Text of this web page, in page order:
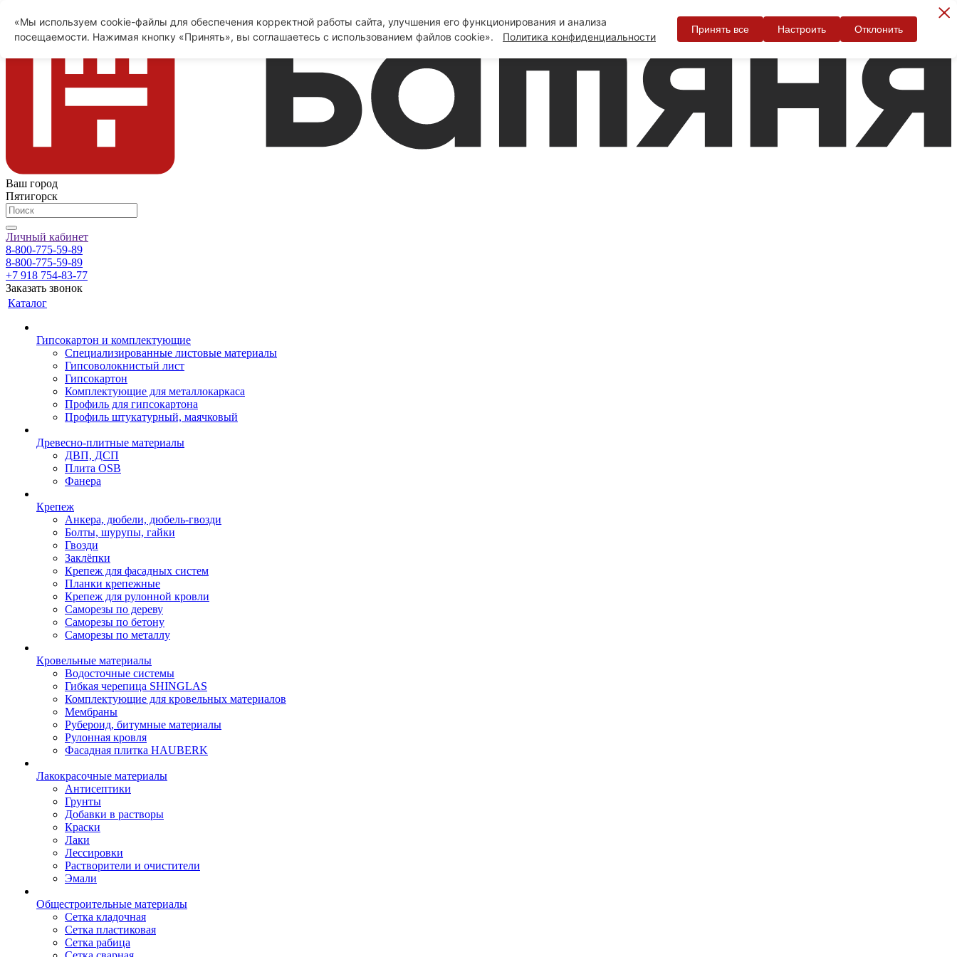
Ваш город
Пятигорск
Личный кабинет
8-800-775-59-89
8-800-775-59-89
+7 918 754-83-77
Заказать звонок
Каталог
Гипсокартон и комплектующие
Специализированные листовые материалы
Гипсоволокнистый лист
Гипсокартон
Комплектующие для металлокаркаса
Профиль для гипсокартона
Профиль штукатурный, маячковый
Древесно-плитные материалы
ДВП, ДСП
Плита OSB
Фанера
Крепеж
Анкера, дюбели, дюбель-гвозди
Болты, шурупы, гайки
Гвозди
Заклёпки
Крепеж для фасадных систем
Планки крепежные
Крепеж для рулонной кровли
Саморезы по дереву
Саморезы по бетону
Саморезы по металлу
Кровельные материалы
Водосточные системы
Гибкая черепица SHINGLAS
Комплектующие для кровельных материалов
Мембраны
Рубероид, битумные материалы
Рулонная кровля
Фасадная плитка HAUBERK
Лакокрасочные материалы
Антисептики
Грунты
Добавки в растворы
Краски
Лаки
Лессировки
Растворители и очистители
Эмали
Общестроительные материалы
Сетка кладочная
Сетка пластиковая
Сетка рабица
«Мы используем cookie-файлы для обеспечения корректной работы сайта, улучшения его функционирования и анализа
посещаемости. Нажимая кнопку «Принять», вы соглашаетесь с использованием файлов cookie».
Политика конфиденциальности
Принять все Настроить Отклонить